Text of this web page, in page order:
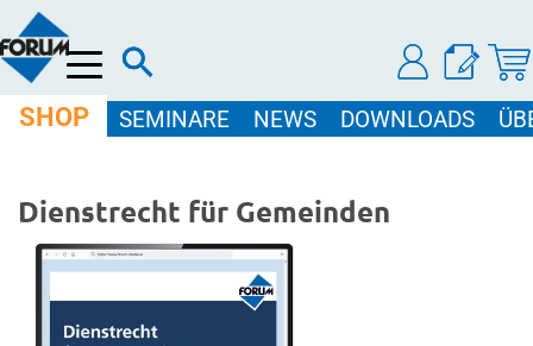
Menü
SHOP SEMINARE NEWS DOWNLOADS
Dienstrecht für Gemeinden